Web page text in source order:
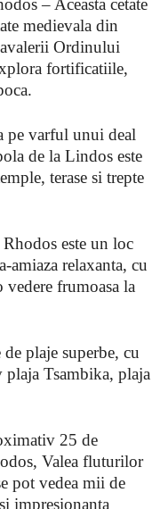
– Aceasta cetate
medievala din
Ordinului
fortificatiile,
pe varful unui deal
de la Lindos este
terase si trepte
este un loc
amiaza relaxanta, cu
vedere frumoasa la
plaje superbe, cu
Tsambika, plaja
25 de
Valea fluturilor
pot vedea mii de
impresionanta